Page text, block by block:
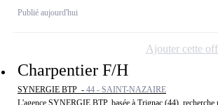
Publié aujourd'hui
Charpentier F/H
SYNERGIE BTP - 44 - SAINT-NAZAIRE
L'agence SYNERGIE BTP, basée à Trignac (44), recherche
Ajouter cette